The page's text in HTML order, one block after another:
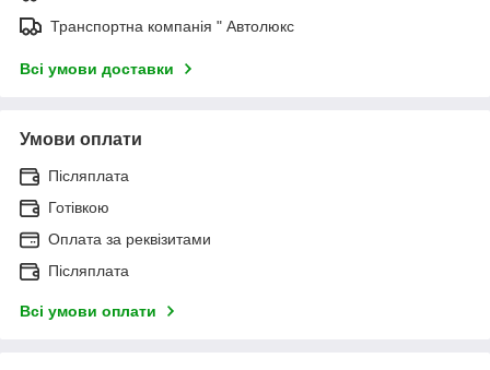
Транспортна компанія " Автолюкс
Всі умови доставки
Умови оплати
Післяплата
Готівкою
Оплата за реквізитами
Післяплата
Всі умови оплати